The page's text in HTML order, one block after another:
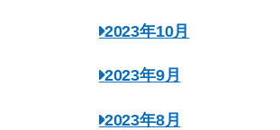
2023年10月
2023年9月
2023年8月